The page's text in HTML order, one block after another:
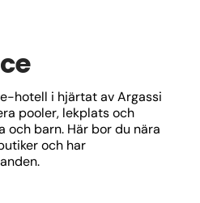
hotell i hjärtat av Argassi
pooler, lekplats och
och barn. Här bor du nära
och har